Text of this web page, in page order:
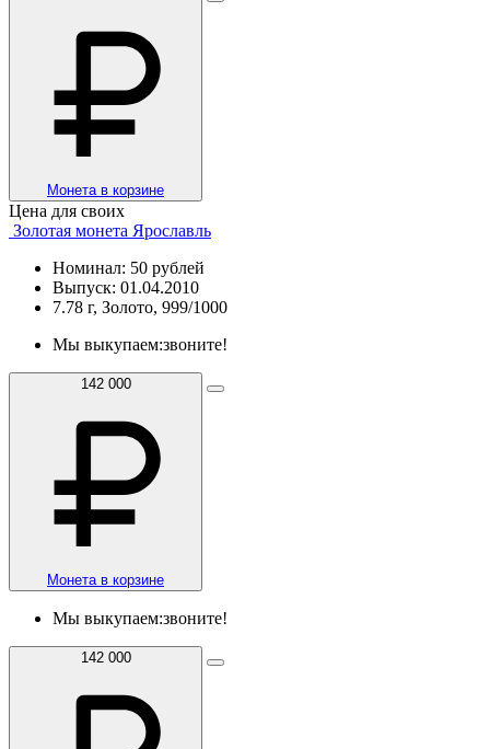
Монета в корзине
Цена для своих
Золотая монета Ярославль
Номинал: 50 рублей
Выпуск: 01.04.2010
7.78 г, Золото, 999/1000
Мы выкупаем:звоните!
142 000
Монета в корзине
Мы выкупаем:звоните!
142 000